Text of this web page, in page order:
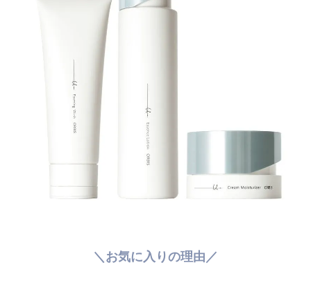
＼お気に入りの理由／